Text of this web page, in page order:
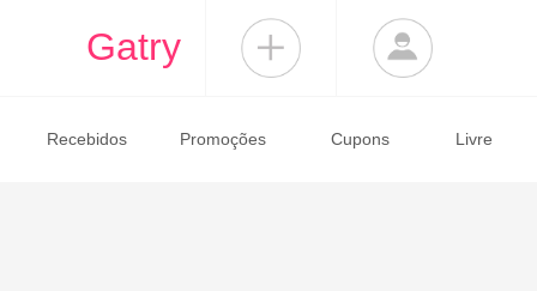
Gatry
Recebidos Promoções Cupons Livre